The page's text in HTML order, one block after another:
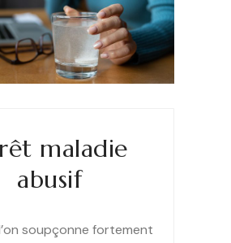
maladie
abusif
soupçonne fortement